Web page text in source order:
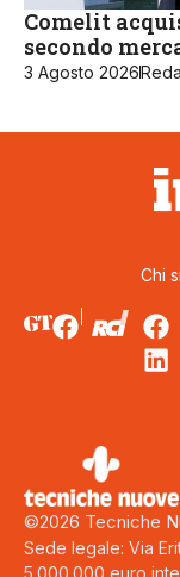
Comelit
secondo
3 Agosto 2026
Chi
©2026 Tecniche
Sede legale: Via